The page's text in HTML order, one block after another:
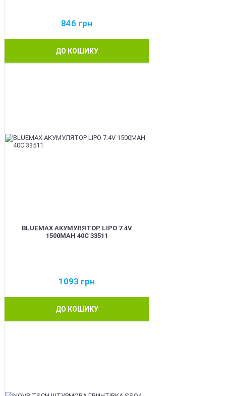
846 грн
ДО КОШИКУ
BLUEMAX АКУМУЛЯТОР LIPO 7.4V
1500MAH 40C 33511
1093 грн
ДО КОШИКУ